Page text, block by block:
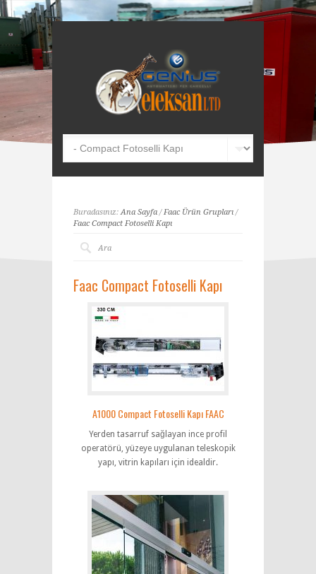
Buradasınız:Ana Sayfa /Faac Ürün Grupları /
Faac Compact Fotoselli Kapı
Faac Compact Fotoselli Kapı
A1000 Compact Fotoselli Kapı FAAC
Yerden tasarruf sağlayan ince profil
operatörü, yüzeye uygulanan teleskopik
yapı, vitrin kapıları için idealdir.